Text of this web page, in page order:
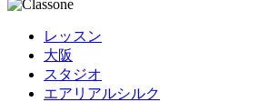
レッスン
大阪
スタジオ
エアリアルシルク